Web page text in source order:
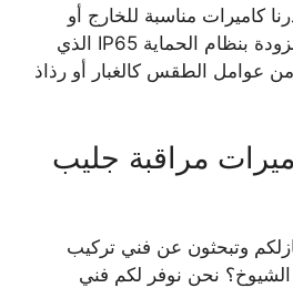
كاميرات مناسبة للخارج أو
الحدائق وهي مزودة بنظام الحماية IP65 الذي
عوامل الطقس كالغبار أو رذاذ
مراقبة جليب
وتبحثون عن فني تركيب
نحن نوفر لكم فني